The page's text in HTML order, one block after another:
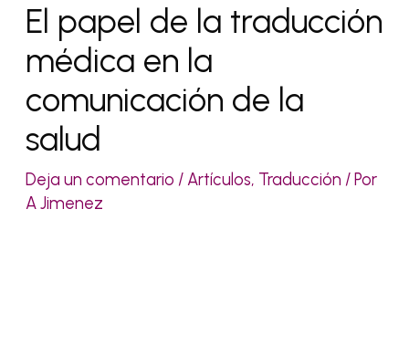
El papel de la traducción
médica en la
comunicación de la
salud
Deja un comentario /Artículos, Traducción / Por
A Jimenez
entradas